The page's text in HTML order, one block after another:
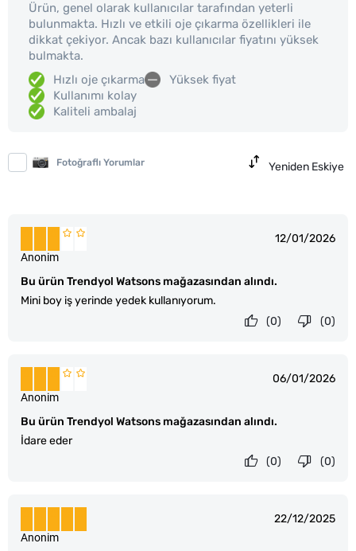
Ürün, genel olarak kullanıcılar tarafından yeterli
bulunmakta. Hızlı ve etkili oje çıkarma özellikleri ile
dikkat çekiyor. Ancak bazı kullanıcılar fiyatını yüksek
bulmakta.
Hızlı oje çıkarma
Kullanımı kolay
Kaliteli ambalaj
Yüksek fiyat
Fotoğraflı Yorumlar Yeniden Eskiye
12/01/2026
Bu ürün Trendyol Watsons mağazasından alındı.
Mini boy iş yerinde yedek kullanıyorum.
Anonim
(0)
(0)
06/01/2026
Bu ürün Trendyol Watsons mağazasından alındı.
İdare eder
Anonim
(0)
(0)
22/12/2025
Anonim